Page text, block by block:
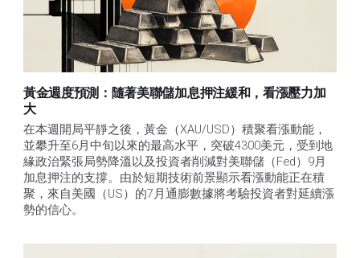
黃金週度預測：隨著美聯儲加息押注緩和，看漲壓力加
大
在本週開局平靜之後，黃金（XAU/USD）積聚看漲動能，
並攀升至6月中旬以來的最高水平，突破4300美元，受到地
緣政治緊張局勢降溫以及投資者削減對美聯儲（Fed）9月
加息押注的支撐。由於短期技術前景顯示看漲動能正在積
聚，來自美國（US）的7月通膨數據將考驗投資者對延續漲
勢的信心。